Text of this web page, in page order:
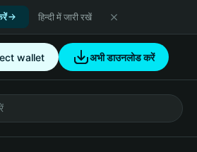
हिन्दी में जारी रखें
wallet अभी डाउनलोड करें